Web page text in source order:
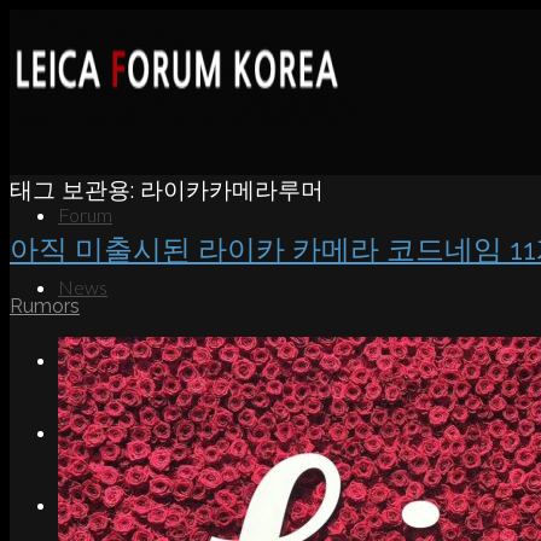
Forum
News
Portfolio
About
Contact
태그 보관용: 라이카카메라루머
아직 미출시된 라이카 카메라 코드네임
Rumors